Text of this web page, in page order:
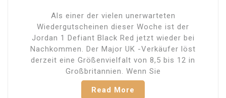
Als einer der vielen unerwarteten
Wiedergutscheinen dieser Woche ist der
Jordan 1 Defiant Black Red jetzt wieder bei
Nachkommen. Der Major UK -Verkäufer löst
derzeit eine Größenvielfalt von 8,5 bis 12 in
Großbritannien. Wenn Sie
Read More